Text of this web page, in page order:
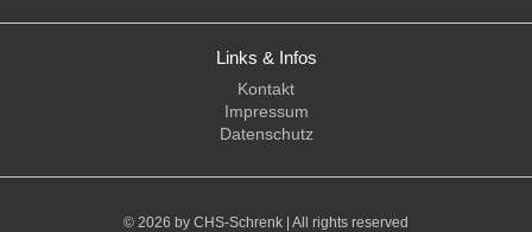
Links & Infos
Kontakt
Impressum
Datenschutz
© 2026 by CHS-Schrenk | All rights reserved